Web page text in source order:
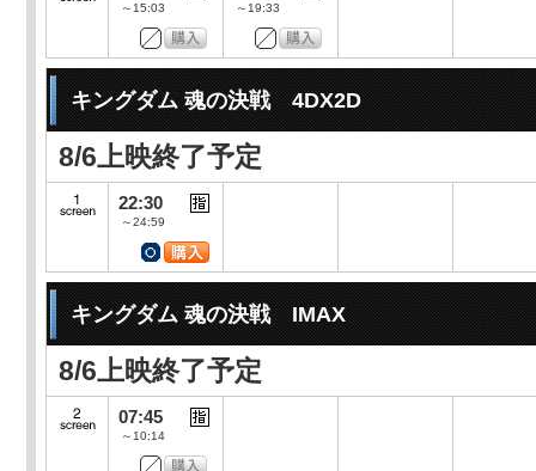
～15:03 ～19:33
キングダム 魂の決戦 4DX2D
8/6上映終了予定
22:30
～24:59
キングダム 魂の決戦 IMAX
8/6上映終了予定
07:45
～10:14